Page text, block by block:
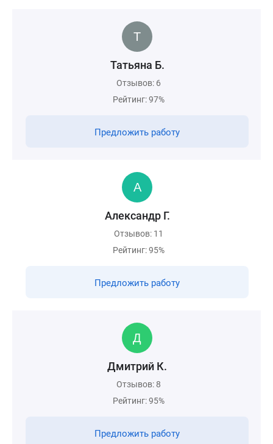
Татьяна Б.
Отзывов: 6
Рейтинг: 97%
Предложить работу
Александр Г.
Отзывов: 11
Рейтинг: 95%
Предложить работу
Дмитрий К.
Отзывов: 8
Рейтинг: 95%
Предложить работу